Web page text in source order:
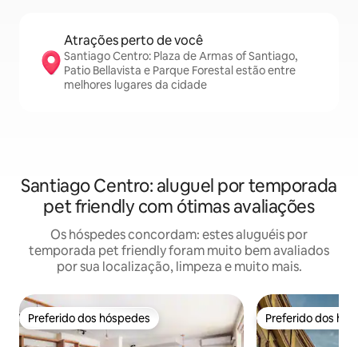
Atrações perto de você
Santiago Centro: Plaza de Armas of Santiago,
Patio Bellavista e Parque Forestal estão entre
melhores lugares da cidade
Santiago Centro: aluguel por temporada
pet friendly com ótimas avaliações
Os hóspedes concordam: estes aluguéis por
temporada pet friendly foram muito bem avaliados
por sua localização, limpeza e muito mais.
Preferido dos hóspedes
Preferido dos hóspedes Preferido dos
Preferido dos